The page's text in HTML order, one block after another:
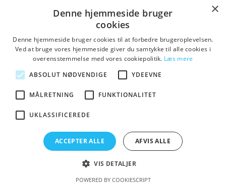
SIKKER SHOPPING
Handelsbetingelser
Copyright © 2023 Den Gl. Smedie. All Rights Reserved.
Designed by PrestaShoppen
×
Denne hjemmeside bruger
cookies
Denne hjemmeside bruger cookies til at forbedre brugeroplevelsen.
Ved at bruge vores hjemmeside giver du samtykke til alle cookies i
overensstemmelse med vores cookiepolitik. Læs mere
ABSOLUT NØDVENDIGE
YDEEVNE
MÅLRETNING FUNKTIONALITET
UKLASSIFICEREDE
ACCEPTER ALLE AFVIS ALLE
VIS DETALJER
POWERED BY COOKIESCRIPT